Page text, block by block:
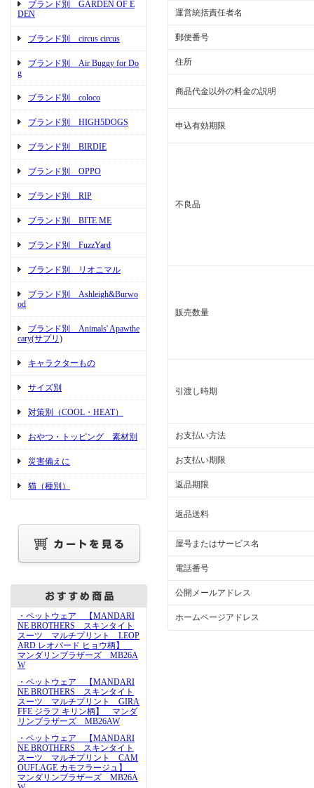
ブランド別 GARDEN OF E
DEN
ブランド別 circus circus
ブランド別 Air Buggy for Do
g
ブランド別 coloco
ブランド別 HIGH5DOGS
ブランド別 BIRDIE
ブランド別 OPPO
ブランド別 RIP
ブランド別 BITE ME
ブランド別 FuzzYard
ブランド別 リオニマル
ブランド別 Ashleigh&Burwo
od
ブランド別 Animals' Apawthe
cary(サプリ)
キャラクターもの
サイズ別
対策別（COOL・HEAT）
おやつ・トッピング 素材別
災害備えに
猫（種別）
・ペットウェア 【MANDARI
NE BROTHERS スキンタイト
スーツ マルチプリント LEOP
ARD レオパード ヒョウ柄】
マンダリンブラザーズ MB26A
W
・ペットウェア 【MANDARI
NE BROTHERS スキンタイト
スーツ マルチプリント GIRA
FFE ジラフ キリン柄】 マンダ
リンブラザーズ MB26AW
・ペットウェア 【MANDARI
NE BROTHERS スキンタイト
スーツ マルチプリント CAM
OUFLAGE カモフラージュ】
マンダリンブラザーズ MB26A
運営統括責任者名
郵便番号
住所
商品代金以外の料金の説明
申込有効期限
不良品
販売数量
引渡し時期
お支払い方法
お支払い期限
返品期限
返品送料
屋号またはサービス名
電話番号
公開メールアドレス
ホームページアドレス